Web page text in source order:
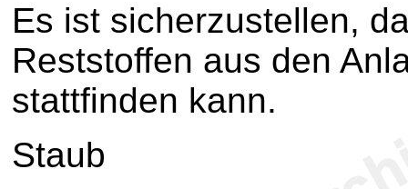
Es ist sicherzustellen,
Reststoffen aus den
stattfinden kann.
Staub